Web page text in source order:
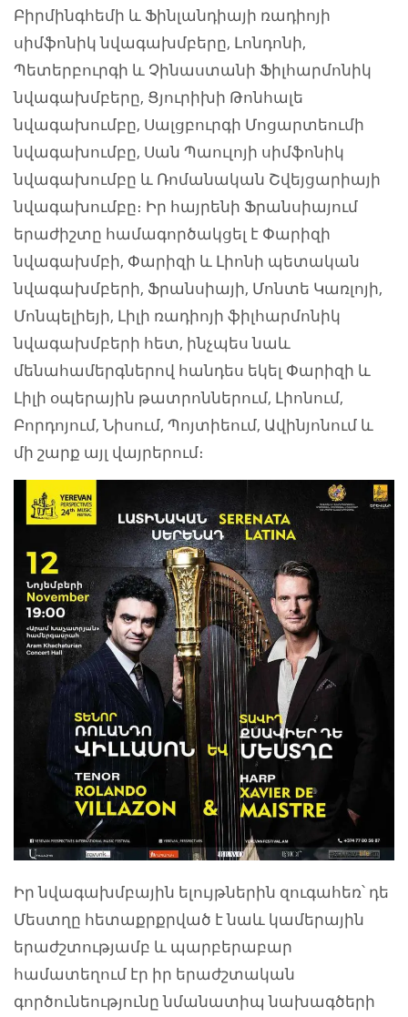
Բիրմինգհեմի և Ֆինլանդիայի ռադիոյի
սիմֆոնիկ նվագախմբերը, Լոնդոնի,
Պետերբուրգի և Չինաստանի Ֆիլհարմոնիկ
նվագախմբերը, Ցյուրիխի Թոնհալե
նվագախումբը, Սալցբուրգի Մոցարտեումի
նվագախումբը, Սան Պաուլոյի սիմֆոնիկ
նվագախումբը և Ռոմանական Շվեյցարիայի
նվագախումբը։ Իր հայրենի Ֆրանսիայում
երաժիշտը համագործակցել է Փարիզի
նվագախմբի, Փարիզի և Լիոնի պետական
նվագախմբերի, Ֆրանսիայի, Մոնտե Կառլոյի,
Մոնպելիեյի, Լիլի ռադիոյի ֆիլհարմոնիկ
նվագախմբերի հետ, ինչպես նաև
մենահամերգներով հանդես եկել Փարիզի և
Լիլի օպերային թատրոններում, Լիոնում,
Բորդոյում, Նիսում, Պոյտիեում, Ավինյոնում և
մի շարք այլ վայրերում։
Իր նվագախմբային ելույթներին զուգահեռ՝ դե
Մեստղը հետաքրքրված է նաև կամերային
երաժշտությամբ և պարբերաբար
համատեղում էր իր երաժշտական
գործունեությունը նմանատիպ նախագծերի